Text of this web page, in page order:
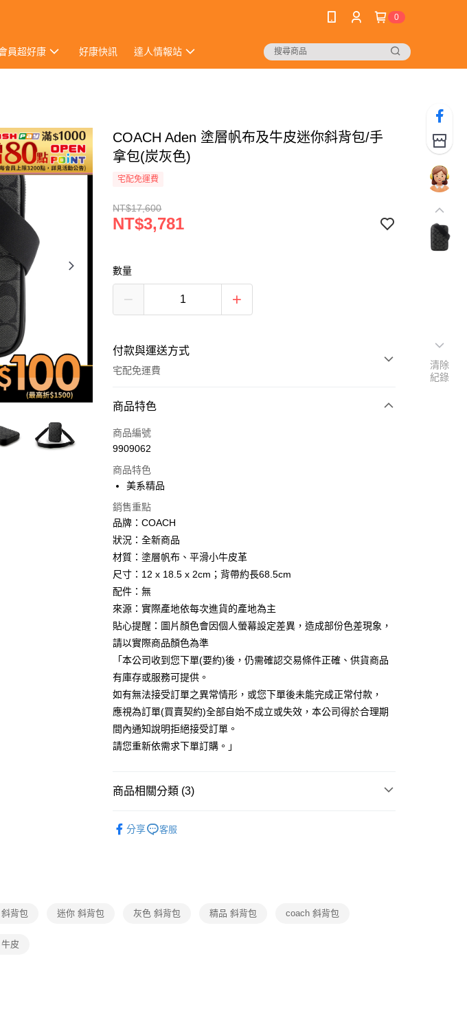
0
員超好康 好康快訊 達人情報站
COACH Aden 塗層帆布及牛皮迷你斜背包/手
拿包(炭灰色)
宅配免運費
NT$17,600
NT$3,781
數量
付款與運送方式
宅配免運費
付款方式
icash Pay
信用卡分期付款
3 期 0 利率 每期
合作金庫商業銀行
華南商業銀行
上海商業儲蓄銀行
國泰世華商業銀行
兆豐國際商業銀行
匯豐（台灣）商業銀行
聯邦商業銀行
遠東國際商業銀行
元大商業銀行
永豐商業銀行
玉山商業銀行
台新國際商業銀行
中國信託商業銀行
6 期 0 利率 每期
合作金庫商業銀行
華南商業銀行
上海商業儲蓄銀行
台北富邦商業銀行
國泰世華商業銀行
臺灣中小企業銀行
台中商業銀行
聯邦商業銀行
遠東國際商業銀行
元大商業銀行
玉山商業銀行
星展（台灣）商業銀行
台新國際商業銀行
台灣樂天信用卡公司
12 期 0 利率 每期
合作金庫商業銀行
華南商業銀行
彰化商業銀行
上海商業儲蓄銀行
國泰世華商業銀行
兆豐國際商業銀行
臺灣中小企業銀行
台中商業銀行
匯豐（台灣）商業銀行
元大商業銀行
永豐商業銀行
玉山商業銀行
台新國際商業銀行
中國信託商業銀行
台灣樂天信用卡公司
數位禮券
LINE Pay
Apple Pay
街口支付
悠遊付
Google Pay
運送方式
免運費
商品特色
商品編號
9909062
商品特色
美系精品
銷售重點
品牌：COACH
狀況：全新商品
材質：塗層帆布、平滑小牛皮革
尺寸：12 x 18.5 x 2cm；背帶約長68.5cm
配件：無
來源：實際產地依每次進貨的產地為主
貼心提醒：圖片顏色會因個人螢幕設定差異，造成部份色差現象，
請以實際商品顏色為準
「本公司收到您下單(要約)後，仍需確認交易條件正確、供貨商品
有庫存或服務可提供。
如有無法接受訂單之異常情形，或您下單後未能完成正常付款，
應視為訂單(買賣契約)全部自始不成立或失效，本公司得於合理期
間內通知說明拒絕接受訂單。
請您重新依需求下單訂購。」
商品相關分類 (3)
分享 客服
背包 迷你 斜背包 灰色 斜背包 精品 斜背包 coach 斜背包
皮
清除
紀錄